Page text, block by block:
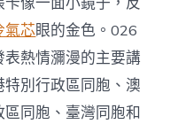
氣芯眼的金色。026
熱情瀰漫的主要講
別行政區同胞、澳
區同胞、臺灣同胞和